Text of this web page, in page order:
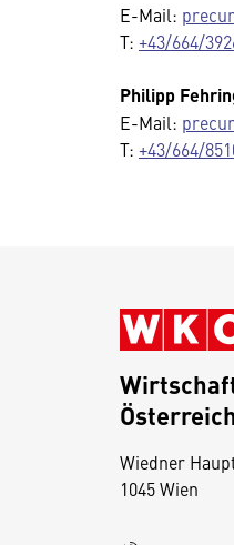
E-Mail:
T: +43/664/
Philipp
E-Mail:
T: +43/664/
Wiedner
1045 Wien